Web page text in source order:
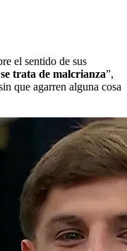
el sentido de sus
trata de malcrianza”,
que agarren alguna cosa